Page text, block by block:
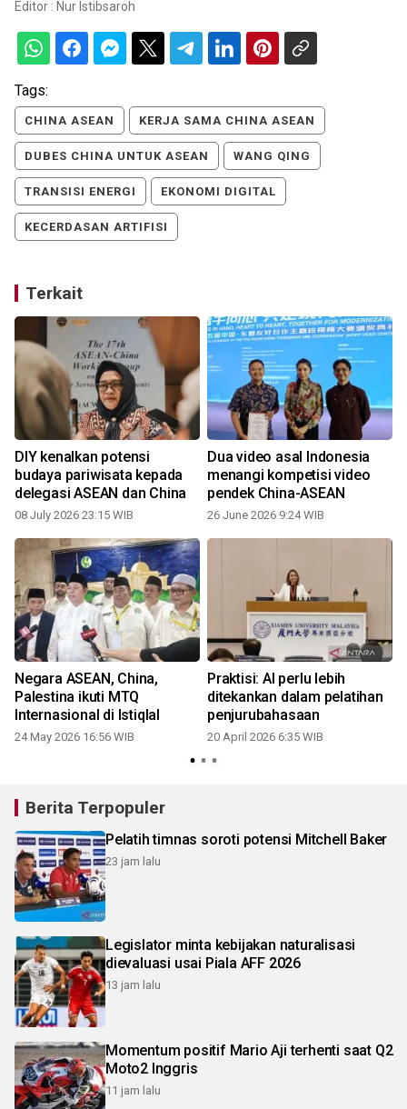
Editor : Nur Istibsaroh
Tags:
CHINA ASEAN KERJA SAMA CHINA ASEAN
DUBES CHINA UNTUK ASEAN WANG QING
TRANSISI ENERGI EKONOMI DIGITAL
KECERDASAN ARTIFISI
Terkait
DIY kenalkan potensi
budaya pariwisata kepada
delegasi ASEAN dan China
08 July 2026 23:15 WIB
Dua video asal Indonesia
menangi kompetisi video
pendek China-ASEAN
26 June 2026 9:24 WIB
Negara ASEAN, China,
Palestina ikuti MTQ
Internasional di Istiqlal
24 May 2026 16:56 WIB
Praktisi: AI perlu lebih
ditekankan dalam pelatihan
penjurubahasaan
20 April 2026 6:35 WIB
Berita Terpopuler
Pelatih timnas soroti potensi Mitchell Baker
23 jam lalu
Legislator minta kebijakan naturalisasi
dievaluasi usai Piala AFF 2026
13 jam lalu
Momentum positif Mario Aji terhenti saat Q2
Moto2 Inggris
11 jam lalu